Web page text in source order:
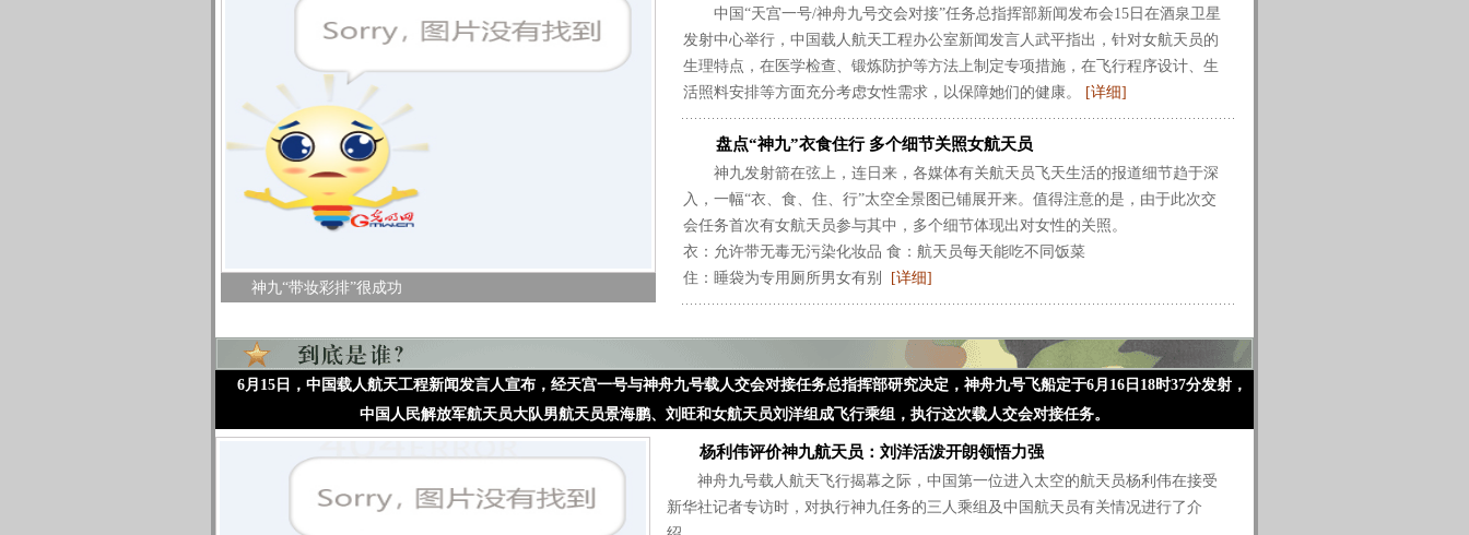
神九“带妆彩排”很成功
中国“天宫一号/神舟九号交会对接”任务总指挥部新闻发布会15日在酒泉卫星
发射中心举行，中国载人航天工程办公室新闻发言人武平指出，针对女航天员的
生理特点，在医学检查、锻炼防护等方法上制定专项措施，在飞行程序设计、生
活照料安排等方面充分考虑女性需求，以保障她们的健康。
[详细]
盘点“神九”衣食住行 多个细节关照女航天员
神九发射箭在弦上，连日来，各媒体有关航天员飞天生活的报道细节趋于深
入，一幅“衣、食、住、行”太空全景图已铺展开来。值得注意的是，由于此次交
会任务首次有女航天员参与其中，多个细节体现出对女性的关照。
衣：允许带无毒无污染化妆品 食：航天员每天能吃不同饭菜
住：睡袋为专用厕所男女有别
[详细]
6月15日，中国载人航天工程新闻发言人宣布，经天宫一号与神舟九号载人交会对接任务总指挥部研究决定，神舟九号飞船定于6月16日18时37分发射，
中国人民解放军航天员大队男航天员景海鹏、刘旺和女航天员刘洋组成飞行乘组，执行这次载人交会对接任务。
杨利伟评价神九航天员：刘洋活泼开朗领悟力强
神舟九号载人航天飞行揭幕之际，中国第一位进入太空的航天员杨利伟在接受
新华社记者专访时，对执行神九任务的三人乘组及中国航天员有关情况进行了介